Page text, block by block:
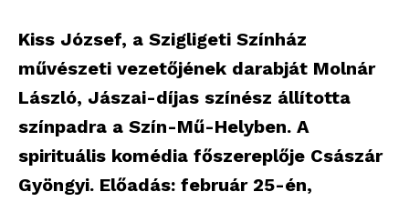
Kiss József, a Szigligeti Színház
művészeti vezetőjének darabját Molnár
László, Jászai-díjas színész állította
színpadra a Szín-Mű-Helyben. A
spirituális komédia főszereplője Császár
Gyöngyi. Előadás: február 25-én,